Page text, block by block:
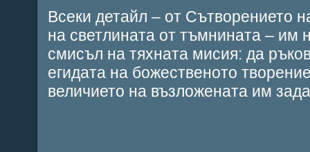
Всеки детайл – от Сътворението
на светлината от тъмнината – им
смисъл на тяхната мисия: да
егидата на божественото
величието на възложената им